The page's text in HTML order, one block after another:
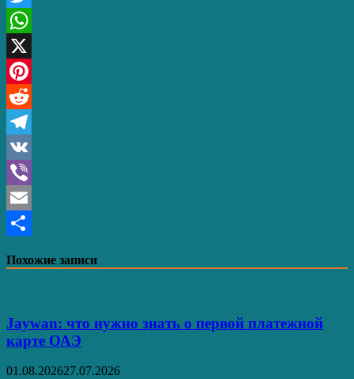
Twitter
WhatsApp
X
Pinterest
Reddit
Telegram
VK
Viber
Email
Похожие записи
Jaywan: что нужно знать о первой платежной
карте ОАЭ
01.08.202627.07.2026